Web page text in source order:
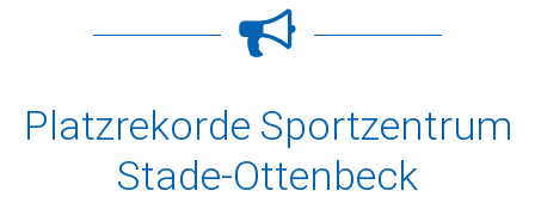
Platzrekorde Sportzentrum
Stade-Ottenbeck